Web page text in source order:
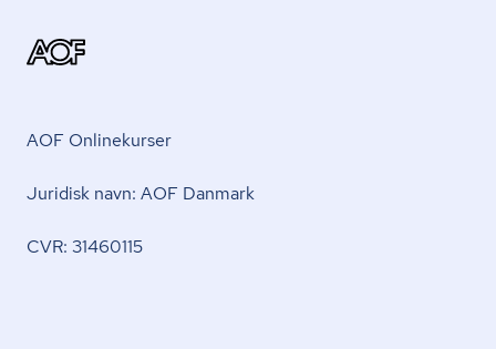
AOF Onlinekurser
Juridisk navn: AOF Danmark
CVR: 31460115